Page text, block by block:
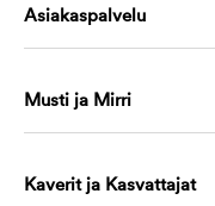
Asiakaspalvelu
Musti ja Mirri
Kaverit ja Kasvattajat